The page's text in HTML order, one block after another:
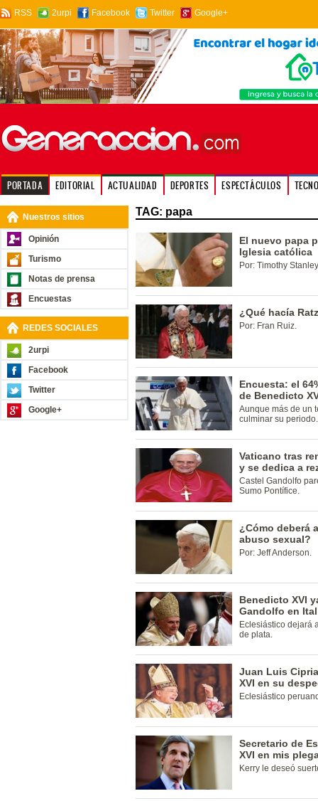
RSS 2urpi Facebook Twitter Google+
PORTADA EDITORIAL ACTUALIDAD DEPORTES ESPECTÁCULOS
Nuestros sitios
Opinión
Turismo
Notas de prensa
Encuestas
REDES SOCIALES
2urpi
Facebook
Twitter
Google+
TAG: papa
El nuevo papa
Iglesia católica
Por: Timothy
¿Qué hacía
Por: Fran Ruiz.
Encuesta: el
de Benedicto
Aunque más de un
culminar su periodo.
Vaticano tras
y se dedica a
Castel Gandolfo
Sumo Pontífice.
¿Cómo deberá
abuso sexual?
Por: Jeff Anderson.
Benedicto XVI
Gandolfo en
Eclesiástico dejará
de plata.
Juan Luis
XVI en su
Eclesiástico
Secretario de
XVI en mis
Kerry le deseó